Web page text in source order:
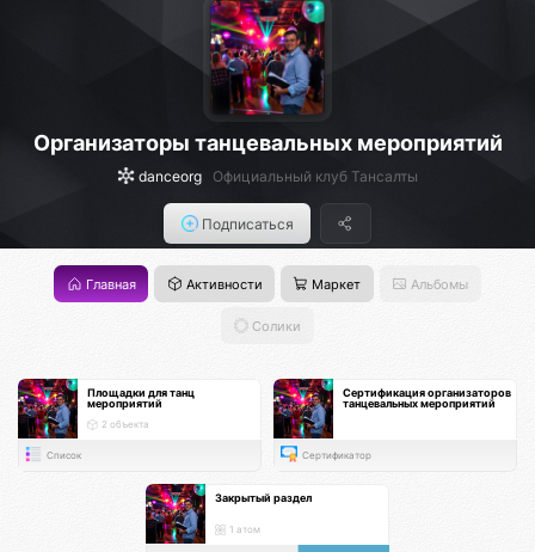
Организаторы танцевальных мероприятий
danceorg Официальный клуб Тансалты
Подписаться
Главная Активности Маркет Альбомы
Солики
Площадки для танц
мероприятий
2 объекта
Список
Сертификация организаторов
танцевальных мероприятий
Сертификатор
Закрытый раздел
1 атом